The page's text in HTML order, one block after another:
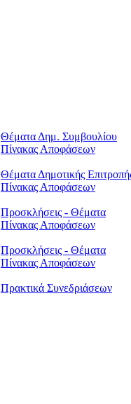
Θέματα Δημ. Συμβουλίου
Πίνακας Αποφάσεων
Θέματα Δημοτικής
Πίνακας Αποφάσεων
Προσκλήσεις - Θέματα
Πίνακας Αποφάσεων
Προσκλήσεις - Θέματα
Πίνακας Αποφάσεων
Πρακτικά Συνεδριάσεων